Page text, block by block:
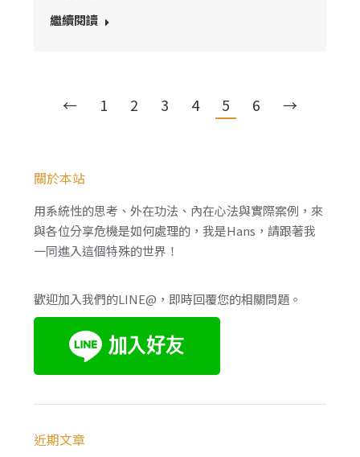
繼續閱讀
← 1 2 3 4 5 6 →
關於本站
用系統性的思考、外在功法、內在心法與實際案例，來
與各位分享危機是如何處理的，我是Hans，請跟著我
一同進入這個特殊的世界！
歡迎加入我們的LINE@，即時回覆您的相關問題。
近期文章